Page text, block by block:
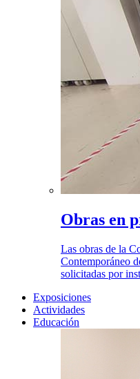
Obras en
Las obras de la
Contemporáneo
solicitadas por
Exposiciones
Actividades
Educación